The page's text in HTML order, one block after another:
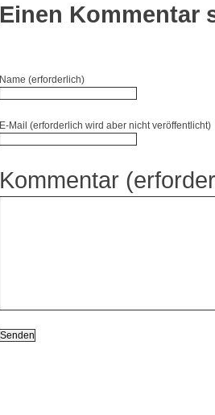
Einen Kommentar
Name (erforderlich)
E-Mail (erforderlich wird aber nicht veröffentlicht)
Kommentar